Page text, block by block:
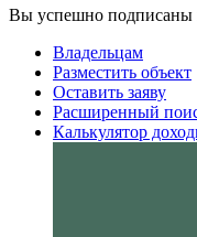
Вы успешно подписаны
Владельцам
Разместить объект
Оставить заяву
Расширенный
Калькулятор